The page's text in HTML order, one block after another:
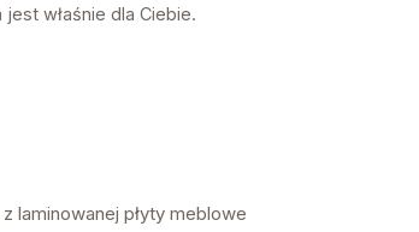
właśnie dla Ciebie.
laminowanej płyty meblowe